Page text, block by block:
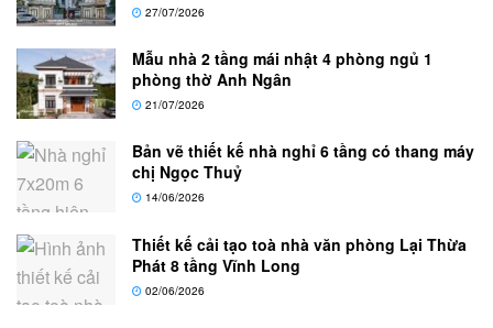
27/07/2026
Mẫu nhà 2 tầng mái nhật 4 phòng ngủ 1
phòng thờ Anh Ngân
21/07/2026
Bản vẽ thiết kế nhà nghỉ 6 tầng có thang máy
chị Ngọc Thuỷ
14/06/2026
Thiết kế cải tạo toà nhà văn phòng Lại Thừa
Phát 8 tầng Vĩnh Long
02/06/2026